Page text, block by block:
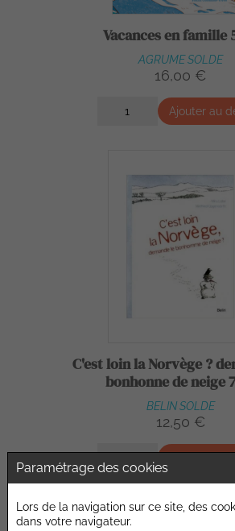
Vacances en famille
AGRUME SOLDE
16,00 €
Ajouter au
C'est loin la Norvège ?
bonhonne de neige
BELIN SOLDE
12,50 €
Paramétrage des cookies
Lors de la navigation sur ce site, des
dans votre navigateur.